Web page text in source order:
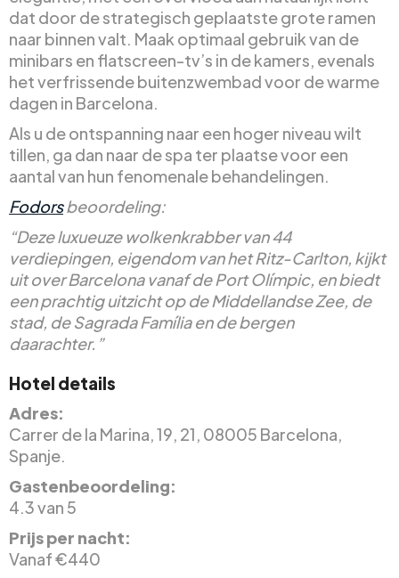
dat door de strategisch geplaatste grote ramen
naar binnen valt. Maak optimaal gebruik van de
minibars en flatscreen-tv’s in de kamers, evenals
het verfrissende buitenzwembad voor de warme
dagen in Barcelona.
Als u de ontspanning naar een hoger niveau wilt
tillen, ga dan naar de spa ter plaatse voor een
aantal van hun fenomenale behandelingen.
Fodorsbeoordeling:
“Deze luxueuze wolkenkrabber van 44
verdiepingen, eigendom van het Ritz-Carlton, kijkt
uit over Barcelona vanaf de Port Olímpic, en biedt
een prachtig uitzicht op de Middellandse Zee, de
stad, de Sagrada Família en de bergen
daarachter.”
Hotel details
Adres:
Carrer de la Marina, 19, 21, 08005 Barcelona,
Spanje.
Gastenbeoordeling:
4.3 van 5
Prijs per nacht:
Vanaf €440